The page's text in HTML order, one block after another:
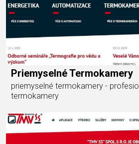
Priemyselné Termokamery
priemyselné termokamery -
termokamery